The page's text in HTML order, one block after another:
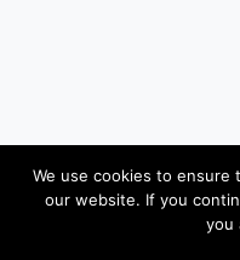
We use cookies to
our website. If you
you